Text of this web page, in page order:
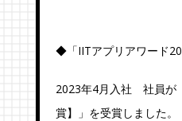
◆「IITアプリアワード
2023年4月入社 社員が
賞】」を受賞しました。